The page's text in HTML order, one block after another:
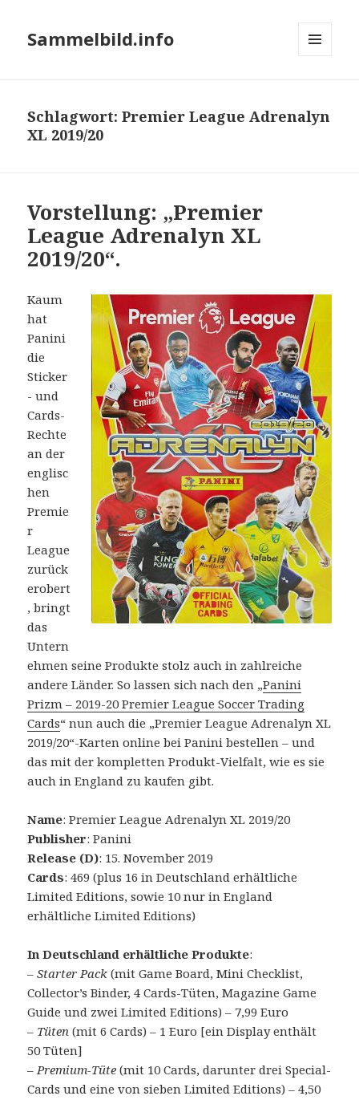
Sammelbild.info
Schlagwort:Premier League Adrenalyn
XL 2019/20
Vorstellung: „Premier
League Adrenalyn XL
2019/20“.
Kaum
hat
Panini
die
Sticker
- und
Cards-
Rechte
an der
englisc
hen
Premie
r
League
zurück
erobert
, bringt
das
Untern
ehmen seine Produkte stolz auch in zahlreiche
andere Länder. So lassen sich nach den „Panini
Prizm – 2019-20 Premier League Soccer Trading
Cards“ nun auch die „Premier League Adrenalyn XL
2019/20“-Karten online bei Panini bestellen – und
das mit der kompletten Produkt-Vielfalt, wie es sie
auch in England zu kaufen gibt.
Name: Premier League Adrenalyn XL 2019/20
Publisher: Panini
Release (D): 15. November 2019
Cards: 469 (plus 16 in Deutschland erhältliche
Limited Editions, sowie 10 nur in England
erhältliche Limited Editions)
In Deutschland erhältliche Produkte:
–Starter Pack (mit Game Board, Mini Checklist,
Collector’s Binder, 4 Cards-Tüten, Magazine Game
Guide und zwei Limited Editions) – 7,99 Euro
– Tüten (mit 6 Cards) – 1 Euro [ein Display enthält
50 Tüten]
–Premium-Tüte (mit 10 Cards, darunter drei Special-
Cards und eine von sieben Limited Editions) – 4,50